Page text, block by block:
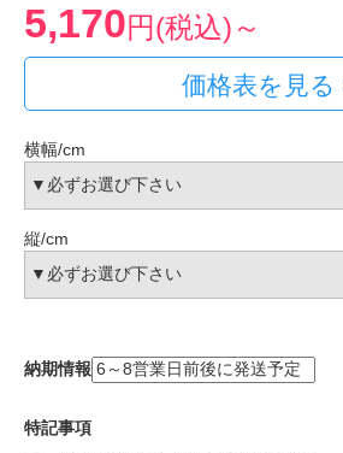
5,170円(税込)～
価格表を見る
横幅/cm
縦/cm
納期情報
特記事項